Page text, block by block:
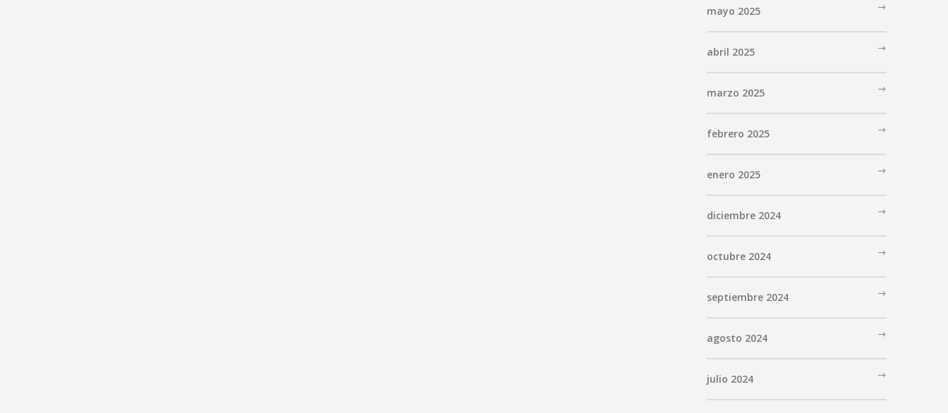
mayo 2025
abril 2025
marzo 2025
febrero 2025
enero 2025
diciembre 2024
octubre 2024
septiembre 2024
agosto 2024
julio 2024